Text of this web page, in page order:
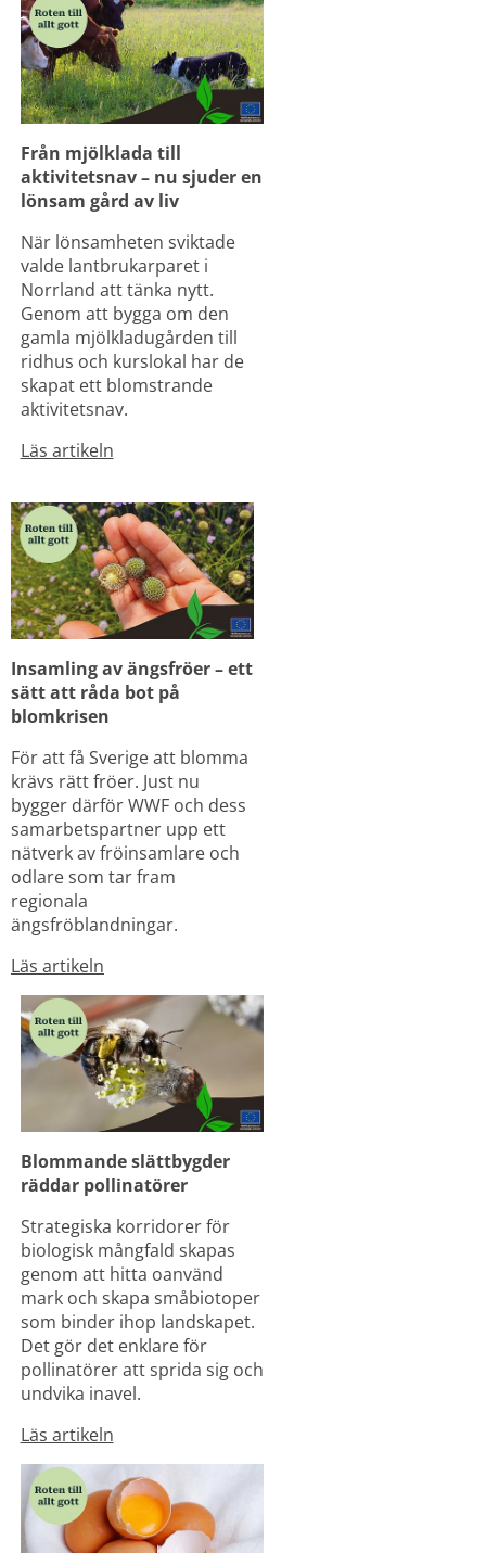
Från mjölklada till
aktivitetsnav – nu sjuder en
lönsam gård av liv
När lönsamheten sviktade
valde lantbrukarparet i
Norrland att tänka nytt.
Genom att bygga om den
gamla mjölkladugården till
ridhus och kurslokal har de
skapat ett blomstrande
aktivitetsnav.
Läs artikeln
Insamling av ängsfröer – ett
sätt att råda bot på
blomkrisen
För att få Sverige att blomma
krävs rätt fröer. Just nu
bygger därför WWF och dess
samarbetspartner upp ett
nätverk av fröinsamlare och
odlare som tar fram
regionala
ängsfröblandningar.
Läs artikeln
Blommande slättbygder
räddar pollinatörer
Strategiska korridorer för
biologisk mångfald skapas
genom att hitta oanvänd
mark och skapa småbiotoper
som binder ihop landskapet.
Det gör det enklare för
pollinatörer att sprida sig och
undvika inavel.
Läs artikeln